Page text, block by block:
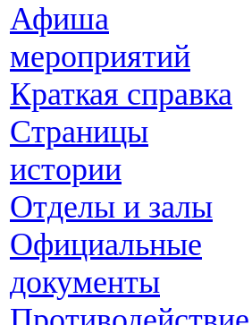
Афиша
мероприятий
Краткая справка
Страницы
истории
Отделы и залы
Официальные
документы